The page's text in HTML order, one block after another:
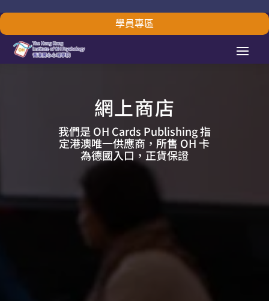
學員專區
網上商店
我們是 OH Cards Publishing 指
定港澳唯一供應商，所售 OH 卡
為德國入口，正貨保證